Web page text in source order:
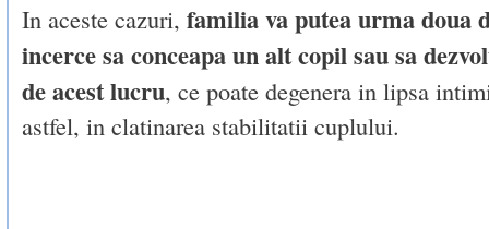
In aceste cazuri, familia va putea urma doua
incerce sa conceapa un alt copil sau sa
de acest lucru, ce poate degenera in lipsa
astfel, in clatinarea stabilitatii cuplului.